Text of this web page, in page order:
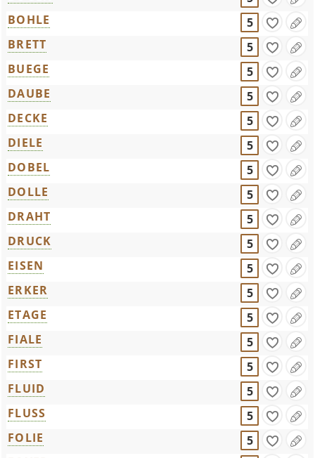
BOHLE
5
BRETT
5
BUEGE
5
DAUBE
5
DECKE
5
DIELE
5
DOBEL
5
DOLLE
5
DRAHT
5
DRUCK
5
EISEN
5
ERKER
5
ETAGE
5
FIALE
5
FIRST
5
FLUID
5
FLUSS
5
FOLIE
5